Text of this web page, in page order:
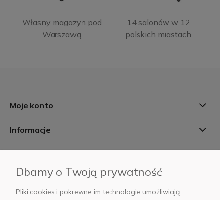
Własny magazyn pod
Warszawą
14 salonów w 12
polskich miastach
Moje konto
Informacje
AB Foto
Dbamy o Twoją prywatność
Pliki cookies i pokrewne im technologie umożliwiają